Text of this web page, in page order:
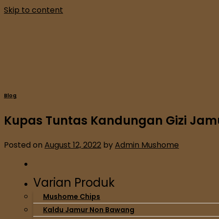
Skip to content
Varian Produk
Mushome Chips
Kaldu Jamur Non Bawang
Blog
Kupas Tuntas Kandungan Gizi
Posted on August 12, 2022 byAdmin Mushome